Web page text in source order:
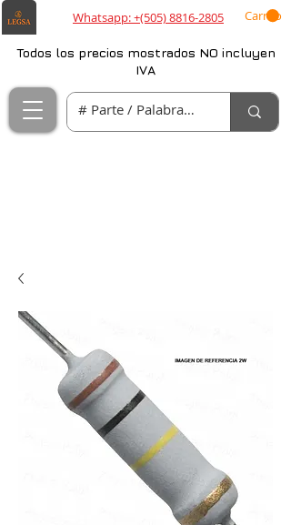
Whatsapp: +(505) 8816-2805 Carrito
Todos los precios mostrados NO incluyen
IVA